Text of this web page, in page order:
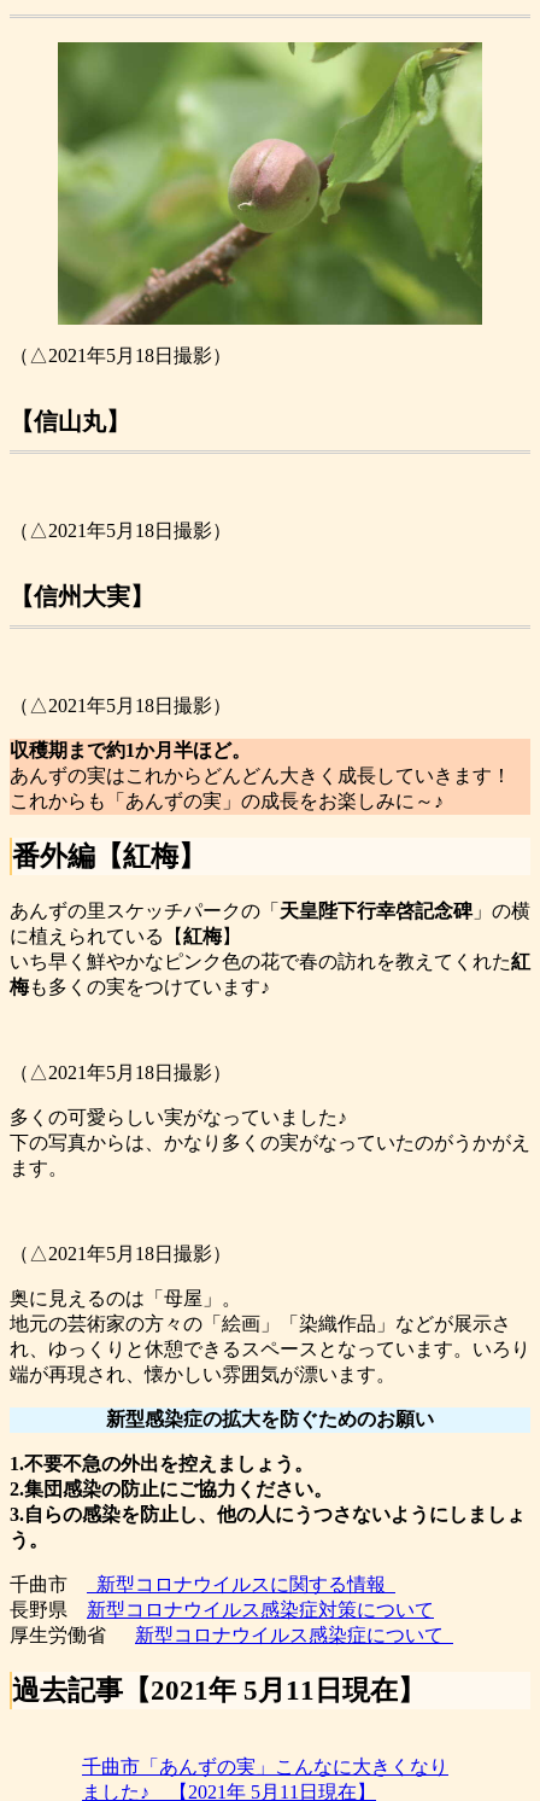
（△2021年5月18日撮影）
【信山丸】
（△2021年5月18日撮影）
【信州大実】
（△2021年5月18日撮影）
収穫期まで約1か月半ほど。
あんずの実はこれからどんどん大きく成長していきます！
これからも「あんずの実」の成長をお楽しみに～♪
番外編【紅梅】
あんずの里スケッチパークの「 天皇陛下行幸啓記念碑」の横
に植えられている【紅梅】
いち早く鮮やかなピンク色の花で春の訪れを教えてくれた紅
梅も多くの実をつけています♪
（△2021年5月18日撮影）
多くの可愛らしい実がなっていました♪
下の写真からは、かなり多くの実がなっていたのがうかがえ
ます。
（△2021年5月18日撮影）
奥に見えるのは「母屋」。
地元の芸術家の方々の「絵画」「染織作品」などが展示さ
れ、ゆっくりと休憩できるスペースとなっています。いろり
端が再現され、懐かしい雰囲気が漂います。
新型感染症の拡大を防ぐためのお願い
1.不要不急の外出を控えましょう。
2.集団感染の防止にご協力ください。
3.自らの感染を防止し、他の人にうつさないようにしましょ
う。
千曲市
新型コロナウイルスに関する情報
長野県 新型コロナウイルス感染症対策について
厚生労働省 新型コロナウイルス感染症について
過去記事【2021年 5月11日現在】
千曲市「あんずの実」こんなに大きくなり
ました♪ 【2021年 5月11日現在】